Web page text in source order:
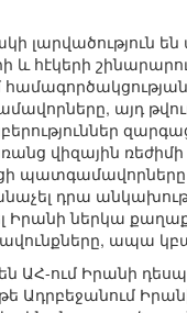
լարվածություն
և հէկերի
այդ
վիզային
դրա
ներկա
ապա
ԱՀ-ում Իրանի